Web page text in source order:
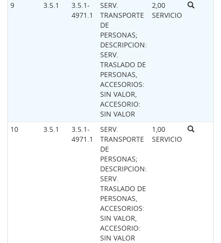
9 3.5.1
3.5.1-
4971.1
SERV.
TRANSPORTE
DE
PERSONAS;
DESCRIPCION:
SERV.
TRASLADO DE
PERSONAS,
ACCESORIOS:
SIN VALOR,
ACCESORIO:
SIN VALOR
2,00
SERVICIO
10 3.5.1
3.5.1-
4971.1
SERV.
TRANSPORTE
DE
PERSONAS;
DESCRIPCION:
SERV.
TRASLADO DE
PERSONAS,
ACCESORIOS:
SIN VALOR,
ACCESORIO:
SIN VALOR
1,00
SERVICIO